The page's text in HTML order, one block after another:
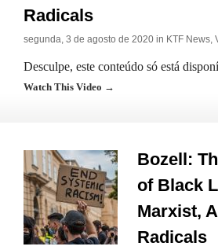
Radicals
segunda, 3 de agosto de 2020 in KTF News,
Desculpe, este conteúdo só está
Watch This Video →
Bozell:
of Black
Marxist,
Radicals